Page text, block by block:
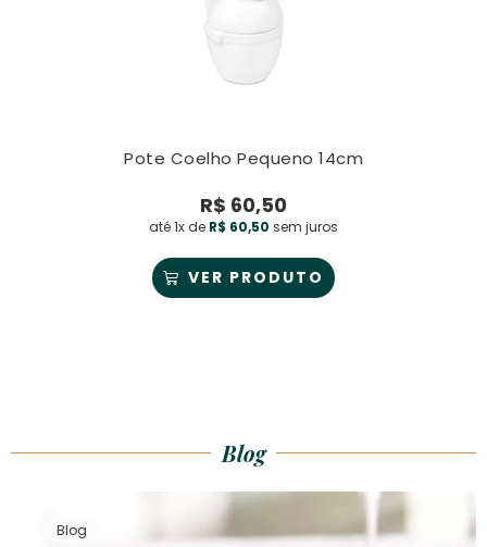
Pote Coelho Pequeno 14cm
R$ 60,50
até 1x de R$ 60,50 sem juros
VER PRODUTO
Blog
Blog